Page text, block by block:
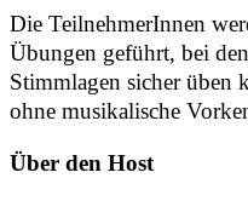
Die TeilnehmerInnen
Übungen geführt, bei
Stimmlagen sicher üben
ohne musikalische
Über den Host